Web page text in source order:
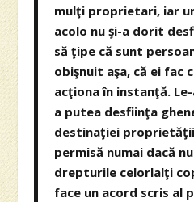
mulţi proprietari, iar
acolo nu şi-a dorit
să ţipe că sunt
obişnuit aşa, că ei fac
acţiona în instanţă.
a putea desfiinţa
destinaţiei
permisă numai dacă
drepturile celorlalţi
face un acord scris al